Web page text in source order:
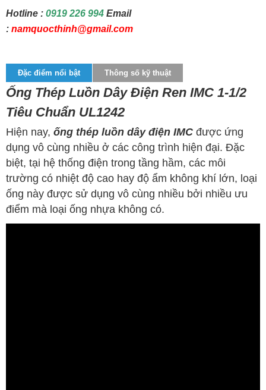
Hotline : 0919 226 994 Email
: namquocthinh@gmail.com
Đặc điểm nổi bật Thông số kỹ thuật
Ống Thép Luồn Dây Điện Ren IMC 1-1/2
Tiêu Chuẩn UL1242
Hiện nay, ống thép luồn dây điện IMC được ứng
dụng vô cùng nhiều ở các công trình hiện đại. Đặc
biệt, tại hệ thống điện trong tầng hầm, các môi
trường có nhiệt độ cao hay độ ẩm không khí lớn, loại
ống này được sử dụng vô cùng nhiều bởi nhiều ưu
điểm mà loại ống nhựa không có.